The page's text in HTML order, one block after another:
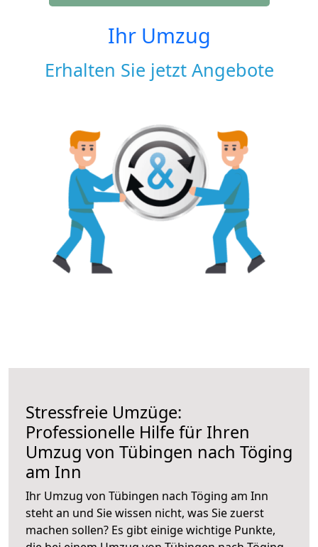
Ihr Umzug
Erhalten Sie jetzt Angebote
Stressfreie Umzüge:
Professionelle Hilfe für Ihren
Umzug von Tübingen nach Töging
am Inn
Ihr Umzug von Tübingen nach Töging am Inn
steht an und Sie wissen nicht, was Sie zuerst
machen sollen? Es gibt einige wichtige Punkte,